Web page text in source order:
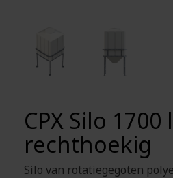
CPX Silo
rechthoekig
Silo van rotatiegegoten